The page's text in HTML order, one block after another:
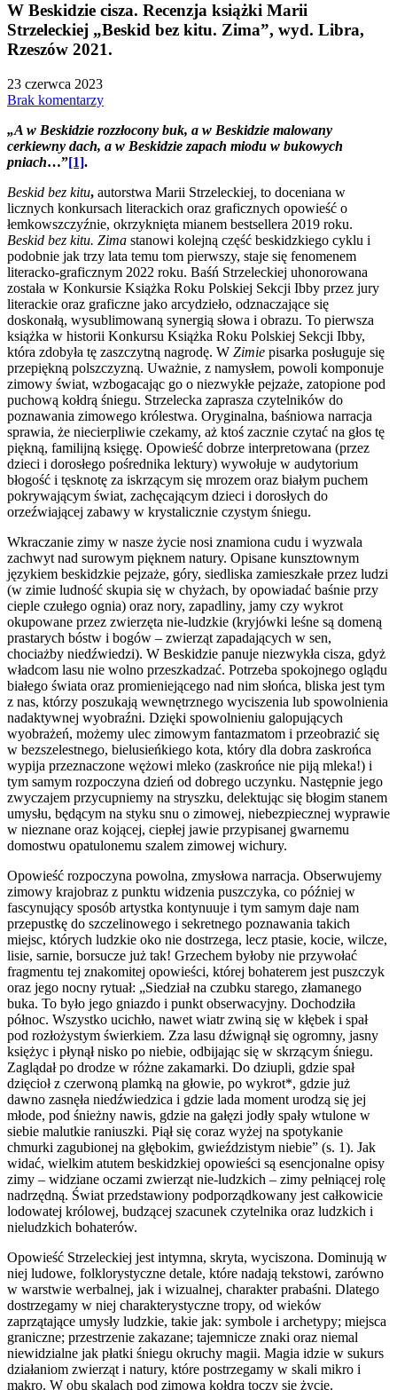
W Beskidzie cisza. Recenzja książki Marii
Strzeleckiej „Beskid bez kitu. Zima”, wyd. Libra,
Rzeszów 2021.
23 czerwca 2023
Brak komentarzy
„A w Beskidzie rozzłocony buk, a w Beskidzie malowany
cerkiewny dach, a w Beskidzie zapach miodu w bukowych
pniach…”[1].
Beskid bez kitu, autorstwa Marii Strzeleckiej, to doceniana w
licznych konkursach literackich oraz graficznych opowieść o
łemkowszczyźnie, okrzyknięta mianem bestsellera 2019 roku.
Beskid bez kitu. Zima stanowi kolejną część beskidzkiego cyklu i
podobnie jak trzy lata temu tom pierwszy, staje się fenomenem
literacko-graficznym 2022 roku. Baśń Strzeleckiej uhonorowana
została w Konkursie Książka Roku Polskiej Sekcji Ibby przez jury
literackie oraz graficzne jako arcydzieło, odznaczające się
doskonałą, wysublimowaną synergią słowa i obrazu. To pierwsza
książka w historii Konkursu Książka Roku Polskiej Sekcji Ibby,
która zdobyła tę zaszczytną nagrodę. W Zimie pisarka posługuje się
przepiękną polszczyzną. Uważnie, z namysłem, powoli komponuje
zimowy świat, wzbogacając go o niezwykłe pejzaże, zatopione pod
puchową kołdrą śniegu. Strzelecka zaprasza czytelników do
poznawania zimowego królestwa. Oryginalna, baśniowa narracja
sprawia, że niecierpliwie czekamy, aż ktoś zacznie czytać na głos tę
piękną, familijną księgę. Opowieść dobrze interpretowana (przez
dzieci i dorosłego pośrednika lektury) wywołuje w audytorium
błogość i tęsknotę za iskrzącym się mrozem oraz białym puchem
pokrywającym świat, zachęcającym dzieci i dorosłych do
orzeźwiającej zabawy w krystalicznie czystym śniegu.
Wkraczanie zimy w nasze życie nosi znamiona cudu i wyzwala
zachwyt nad surowym pięknem natury. Opisane kunsztownym
językiem beskidzkie pejzaże, góry, siedliska zamieszkałe przez ludzi
(w zimie ludność skupia się w chyżach, by opowiadać baśnie przy
cieple czułego ognia) oraz nory, zapadliny, jamy czy wykrot
okupowane przez zwierzęta nie-ludzkie (kryjówki leśne są domeną
prastarych bóstw i bogów – zwierząt zapadających w sen,
chociażby niedźwiedzi). W Beskidzie panuje niezwykła cisza, gdyż
władcom lasu nie wolno przeszkadzać. Potrzeba spokojnego oglądu
białego świata oraz promieniejącego nad nim słońca, bliska jest tym
z nas, którzy poszukają wewnętrznego wyciszenia lub spowolnienia
nadaktywnej wyobraźni. Dzięki spowolnieniu galopujących
wyobrażeń, możemy ulec zimowym fantazmatom i przeobrazić się
w bezszelestnego, bielusieńkiego kota, który dla dobra zaskrońca
wypija przeznaczone wężowi mleko (zaskrońce nie piją mleka!) i
tym samym rozpoczyna dzień od dobrego uczynku. Następnie jego
zwyczajem przycupniemy na stryszku, delektując się błogim stanem
umysłu, będącym na styku snu o zimowej, niebezpiecznej wyprawie
w nieznane oraz kojącej, ciepłej jawie przypisanej gwarnemu
domostwu opatulonemu szalem zimowej wichury.
Opowieść rozpoczyna powolna, zmysłowa narracja. Obserwujemy
zimowy krajobraz z punktu widzenia puszczyka, co później w
fascynujący sposób artystka kontynuuje i tym samym daje nam
przepustkę do szczelinowego i sekretnego poznawania takich
miejsc, których ludzkie oko nie dostrzega, lecz ptasie, kocie, wilcze,
lisie, sarnie, borsucze już tak! Grzechem byłoby nie przywołać
fragmentu tej znakomitej opowieści, której bohaterem jest puszczyk
oraz jego nocny rytuał: „Siedział na czubku starego, złamanego
buka. To było jego gniazdo i punkt obserwacyjny. Dochodziła
północ. Wszystko ucichło, nawet wiatr zwiną się w kłębek i spał
pod rozłożystym świerkiem. Zza lasu dźwignął się ogromny, jasny
księżyc i płynął nisko po niebie, odbijając się w skrzącym śniegu.
Zaglądał po drodze w różne zakamarki. Do dziupli, gdzie spał
dzięcioł z czerwoną plamką na głowie, po wykrot*, gdzie już
dawno zasnęła niedźwiedzica i gdzie lada moment urodzą się jej
młode, pod śnieżny nawis, gdzie na gałęzi jodły spały wtulone w
siebie malutkie raniuszki. Piął się coraz wyżej na spotykanie
chmurki zagubionej na głębokim, gwieździstym niebie” (s. 1). Jak
widać, wielkim atutem beskidzkiej opowieści są esencjonalne opisy
zimy – widziane oczami zwierząt nie-ludzkich – zimy pełniącej rolę
nadrzędną. Świat przedstawiony podporządkowany jest całkowicie
lodowatej królowej, budzącej szacunek czytelnika oraz ludzkich i
nieludzkich bohaterów.
Opowieść Strzeleckiej jest intymna, skryta, wyciszona. Dominują w
niej ludowe, folklorystyczne detale, które nadają tekstowi, zarówno
w warstwie werbalnej, jak i wizualnej, charakter prabaśni. Dlatego
dostrzegamy w niej charakterystyczne tropy, od wieków
zaprzątające umysły ludzkie, takie jak: symbole i archetypy; miejsca
graniczne; przestrzenie zakazane; tajemnicze znaki oraz niemal
niewidzialne jak płatki śniegu okruchy magii. Magia idzie w sukurs
działaniom zwierząt i natury, które postrzegamy w skali mikro i
makro. W obu skalach pod zimową kołdrą toczy się życie.